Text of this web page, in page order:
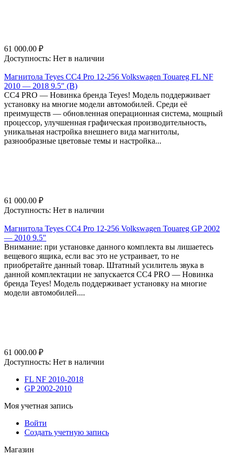
61 000.00 ₽
Доступность: Нет в наличии
Магнитола Teyes CC4 Pro 12-256 Volkswagen Touareg FL NF
2010 — 2018 9.5" (B)
СС4 PRO — Новинка бренда Teyes! Модель поддерживает
установку на многие модели автомобилей. Среди её
преимуществ — обновленная операционная система, мощный
процессор, улучшенная графическая производительность,
уникальная настройка внешнего вида магнитолы,
разнообразные цветовые темы и настройка...
61 000.00 ₽
Доступность: Нет в наличии
Магнитола Teyes CC4 Pro 12-256 Volkswagen Touareg GP 2002
— 2010 9.5"
Внимание: при установке данного комплекта вы лишаетесь
вещевого ящика, если вас это не устраивает, то не
приобретайте данный товар. Штатный усилитель звука в
данной комплектации не запускается СС4 PRO — Новинка
бренда Teyes! Модель поддерживает установку на многие
модели автомобилей....
61 000.00 ₽
Доступность: Нет в наличии
FL NF 2010-2018
GP 2002-2010
Моя учетная запись
Войти
Создать учетную запись
Магазин